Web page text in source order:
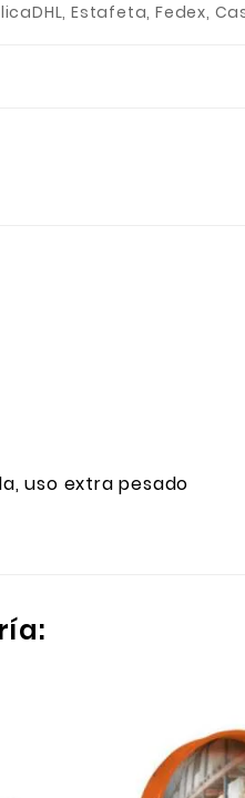
DHL, Estafeta, Fedex,
uso extra pesado